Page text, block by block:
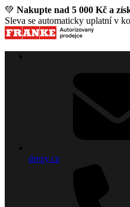
💚 Nakupte nad 5 000 Kč a
Sleva se automaticky uplatní v
drezy.cz